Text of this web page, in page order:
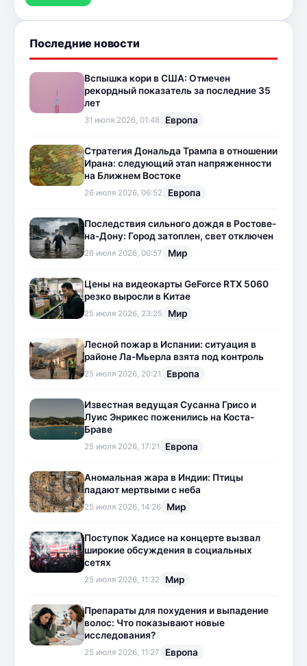
Последние новости
Вспышка кори в США: Отмечен
рекордный показатель за последние 35
лет
31 июля 2026, 01:48 Европа
Стратегия Дональда Трампа в отношении
Ирана: следующий этап напряженности
на Ближнем Востоке
26 июля 2026, 06:52 Европа
Последствия сильного дождя в Ростове-
на-Дону: Город затоплен, свет отключен
26 июля 2026, 00:57 Мир
Цены на видеокарты GeForce RTX 5060
резко выросли в Китае
25 июля 2026, 23:25 Мир
Лесной пожар в Испании: ситуация в
районе Ла-Мьерла взята под контроль
25 июля 2026, 20:21 Европа
Известная ведущая Сусанна Грисо и
Луис Энрикес поженились на Коста-
Браве
25 июля 2026, 17:21 Европа
Аномальная жара в Индии: Птицы
падают мертвыми с неба
25 июля 2026, 14:26 Мир
Поступок Хадисе на концерте вызвал
широкие обсуждения в социальных
сетях
25 июля 2026, 11:32 Мир
Препараты для похудения и выпадение
волос: Что показывают новые
исследования?
25 июля 2026, 11:27 Европа